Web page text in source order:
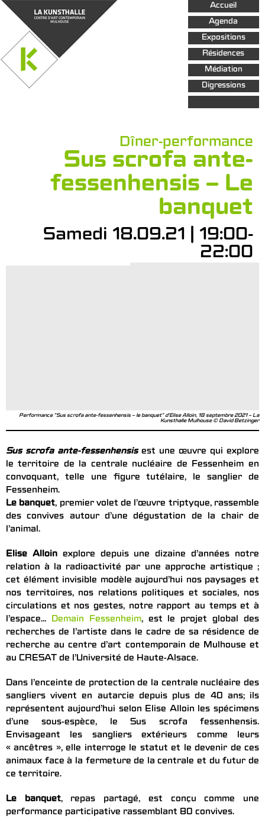
Aller au
contenu
principal
Accueil
Agenda
Expositions
Résidences
Médiation
Digressions
Dîner-performance
Sus scrofa ante-
fessenhensis – Le
banquet
Samedi 18.09.21 | 19:00-
22:00
Performance "Sus scrofa ante-fessenhensis – le banquet" d’Elise Alloin, 18 septembre 2021 – La
Kunsthalle Mulhouse © David Betzinger
Sus scrofa ante-fessenhensisest une œuvre qui explore
le territoire de la centrale nucléaire de Fessenheim en
convoquant, telle une figure tutélaire, le sanglier de
Fessenheim.
Le banquet, premier volet de l’œuvre triptyque, rassemble
des convives autour d’une dégustation de la chair de
l’animal.
Elise Alloinexplore depuis une dizaine d’années notre
relation à la radioactivité par une approche artistique ;
cet élément invisible modèle aujourd’hui nos paysages et
nos territoires, nos relations politiques et sociales, nos
circulations et nos gestes, notre rapport au temps et à
l’espace… Demain Fessenheim, est le projet global des
recherches de l’artiste dans le cadre de sa résidence de
recherche au centre d’art contemporain de Mulhouse et
au CRESAT de l’Université de Haute-Alsace.
Dans l’enceinte de protection de la centrale nucléaire des
sangliers vivent en autarcie depuis plus de 40 ans; ils
représentent aujourd’hui selon Elise Alloin les spécimens
d’une sous-espèce, le Sus scrofa fessenhensis.
Envisageant les sangliers extérieurs comme leurs
« ancêtres », elle interroge le statut et le devenir de ces
animaux face à la fermeture de la centrale et du futur de
ce territoire.
Le banquet, repas partagé, est conçu comme une
performance participative rassemblant 80 convives.